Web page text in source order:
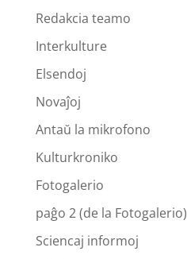
Redakcia teamo
Interkulture
Elsendoj
Novaĵoj
Antaŭ la mikrofono
Kulturkroniko
Fotogalerio
paĝo 2 (de la Fotogalerio)
Sciencaj informoj